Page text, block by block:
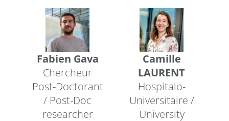
Fabien Gava
Chercheur
Post-Doctorant
/ Post-Doc
researcher
Camille
LAURENT
Hospitalo-
Universitaire /
University